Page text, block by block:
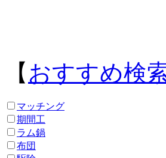
【 おすすめ検
マッチング
期間工
ラム鍋
布団